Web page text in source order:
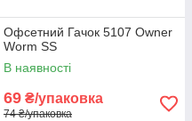
Офсетний Гачок 5107 Owner
Worm SS
В наявності
69 ₴/упаковка
74 ₴/упаковка